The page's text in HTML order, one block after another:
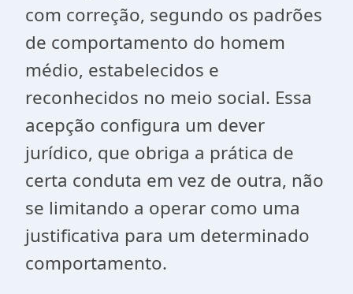
com correção, segundo os padrões
de comportamento do homem
médio, estabelecidos e
reconhecidos no meio social. Essa
acepção configura um dever
jurídico, que obriga a prática de
certa conduta em vez de outra, não
se limitando a operar como uma
justificativa para um determinado
comportamento.